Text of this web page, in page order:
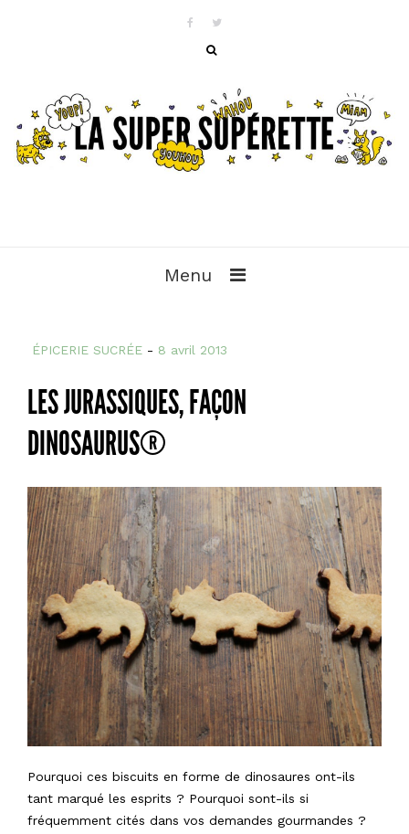
Menu
ÉPICERIE SUCRÉE - 8 avril 2013
LES JURASSIQUES, FAÇON
DINOSAURUS®
Pourquoi ces biscuits en forme de dinosaures ont-ils
tant marqué les esprits ? Pourquoi sont-ils si
fréquemment cités dans vos demandes gourmandes ?